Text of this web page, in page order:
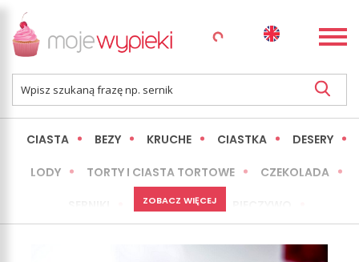
CIASTA BEZY KRUCHE CIASTKA DESERY
LODY TORTY I CIASTA TORTOWE CZEKOLADA
MINI WYPIEKI
ZOBACZ WIĘCEJ